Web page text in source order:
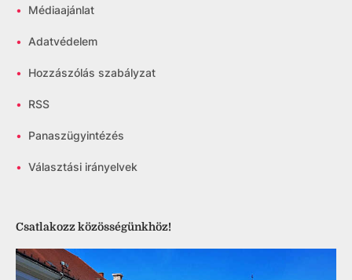
• Médiaajánlat
• Adatvédelem
• Hozzászólás szabályzat
• RSS
• Panaszügyintézés
• Választási irányelvek
Csatlakozz közösségünkhöz!